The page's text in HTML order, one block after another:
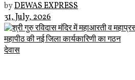
byDEWAS EXPRESS
31, July, 2026
देवास